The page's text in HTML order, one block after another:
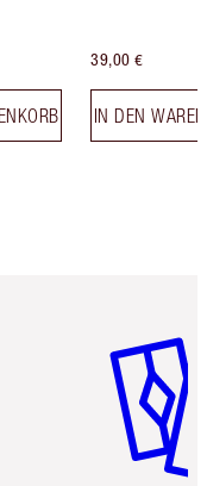
39,00 €
IN DEN